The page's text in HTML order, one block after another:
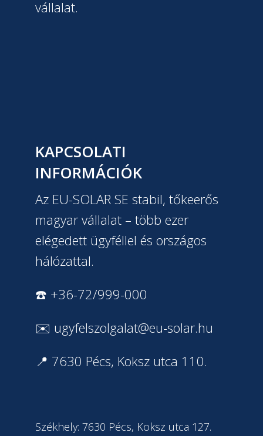
vállalat.
KAPCSOLATI
INFORMÁCIÓK
Az EU-SOLAR SE stabil, tőkeerős
magyar vállalat – több ezer
elégedett ügyféllel és országos
hálózattal.
☎️ +36-72/999-000
✉️ ugyfelszolgalat@eu-solar.hu
📍 7630 Pécs, Koksz utca 110.
Székhely: 7630 Pécs, Koksz utca 127.